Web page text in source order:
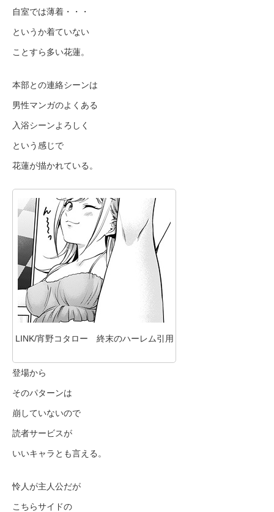
自室では薄着・・・
というか着ていない
ことすら多い花蓮。
本部との連絡シーンは
男性マンガのよくある
入浴シーンよろしく
という感じで
花蓮が描かれている。
LINK/宵野コタロー 終末のハーレム引用
登場から
そのパターンは
崩していないので
読者サービスが
いいキャラとも言える。
怜人が主人公だが
こちらサイドの